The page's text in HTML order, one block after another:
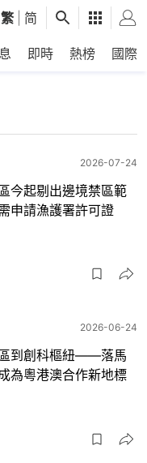
繁 简
即時 熱榜 國際
2026-07-24
今起剔出邊境禁區範
申請漁護署許可證
2026-06-24
到創科樞紐——落馬
為粵港澳合作新地標